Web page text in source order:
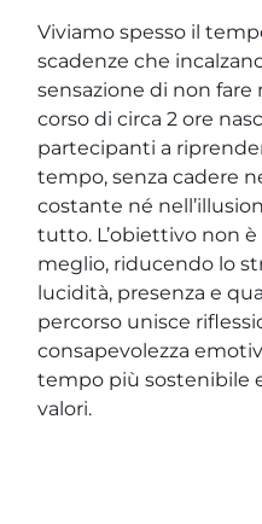
Viviamo spesso il
scadenze che
sensazione di non fare
corso di circa 2 ore
partecipanti a
tempo, senza cadere
costante né
tutto. L’obiettivo non è
meglio, riducendo lo
lucidità, presenza e
percorso unisce
consapevolezza
tempo più sostenibile
valori.